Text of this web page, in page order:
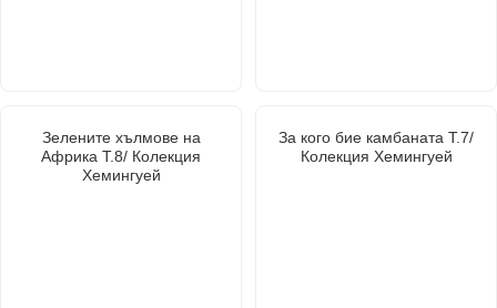
Зелените хълмове на
Африка Т.8/ Колекция
Хемингуей
За кого бие камбаната Т.7/
Колекция Хемингуей